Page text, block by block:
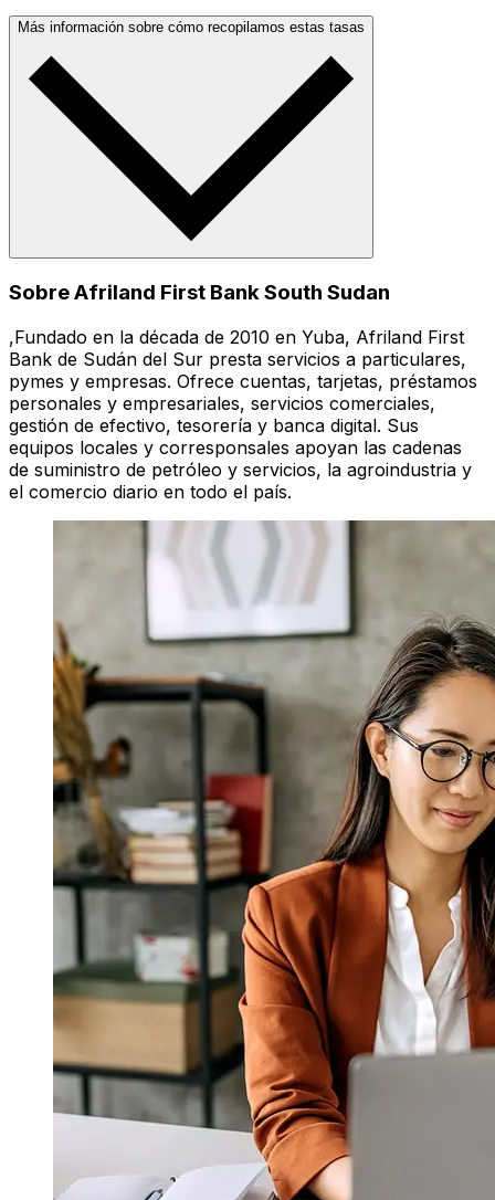
Más información sobre cómo recopilamos estas tasas
Sobre Afriland First Bank South Sudan
,Fundado en la década de 2010 en Yuba, Afriland First
Bank de Sudán del Sur presta servicios a particulares,
pymes y empresas. Ofrece cuentas, tarjetas, préstamos
personales y empresariales, servicios comerciales,
gestión de efectivo, tesorería y banca digital. Sus
equipos locales y corresponsales apoyan las cadenas
de suministro de petróleo y servicios, la agroindustria y
el comercio diario en todo el país.